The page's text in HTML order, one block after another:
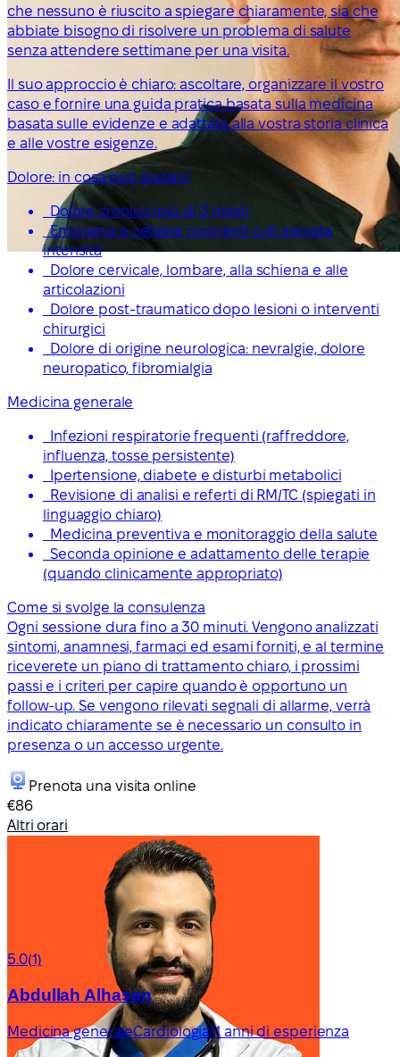
che nessuno è riuscito a spiegare chiaramente, sia che
abbiate bisogno di risolvere un problema di salute
senza attendere settimane per una visita.
Il suo approccio è chiaro: ascoltare, organizzare il vostro
caso e fornire una guida pratica basata sulla medicina
basata sulle evidenze e adattata alla vostra storia clinica
e alle vostre esigenze.
Dolore: in cosa può aiutarvi
Dolore cronico (più di 3 mesi)
Emicrania e cefalee ricorrenti o di elevata
intensità
Dolore cervicale, lombare, alla schiena e alle
articolazioni
Dolore post-traumatico dopo lesioni o interventi
chirurgici
Dolore di origine neurologica: nevralgie, dolore
neuropatico, fibromialgia
Medicina generale
Infezioni respiratorie frequenti (raffreddore,
influenza, tosse persistente)
Ipertensione, diabete e disturbi metabolici
Revisione di analisi e referti di RM/TC (spiegati in
linguaggio chiaro)
Medicina preventiva e monitoraggio della salute
Seconda opinione e adattamento delle terapie
(quando clinicamente appropriato)
Come si svolge la consulenza
Ogni sessione dura fino a 30 minuti. Vengono analizzati
sintomi, anamnesi, farmaci ed esami forniti, e al termine
riceverete un piano di trattamento chiaro, i prossimi
passi e i criteri per capire quando è opportuno un
follow-up. Se vengono rilevati segnali di allarme, verrà
indicato chiaramente se è necessario un consulto in
presenza o un accesso urgente.
Prenota una visita online
€86
Altri orari
5.0(1)
Abdullah Alhasan
Medicina generaleCardiologia11 anni di esperienza